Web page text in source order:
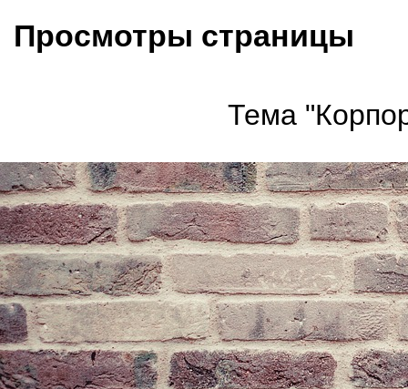
Просмотры страницы
Тема